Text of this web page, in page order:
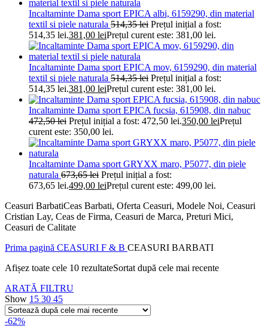
Incaltaminte Dama sport EPICA albi, 6159290, din material
textil si piele naturala 514,35lei Prețul inițial a fost:
514,35 lei.381,00 leiPrețul curent este: 381,00 lei.
Incaltaminte Dama sport EPICA mov, 6159290, din material
textil si piele naturala 514,35lei Prețul inițial a fost:
514,35 lei.381,00 leiPrețul curent este: 381,00 lei.
Incaltaminte Dama sport EPICA fucsia, 615908, din nabuc
472,50lei Prețul inițial a fost: 472,50 lei.350,00 leiPrețul
curent este: 350,00 lei.
Incaltaminte Dama sport GRYXX maro, P5077, din piele
naturala 673,65lei Prețul inițial a fost:
673,65 lei.499,00 leiPrețul curent este: 499,00 lei.
Ceasuri BarbatiCeas Barbati, Oferta Ceasuri, Modele Noi, Ceasuri
Cristian Lay, Ceas de Firma, Ceasuri de Marca, Preturi Mici,
Ceasuri de Calitate
Prima pagină CEASURI F & B CEASURI BARBATI
Afișez toate cele 10 rezultateSortat după cele mai recente
ARATĂ FILTRU
Show 15 30 45
-62%